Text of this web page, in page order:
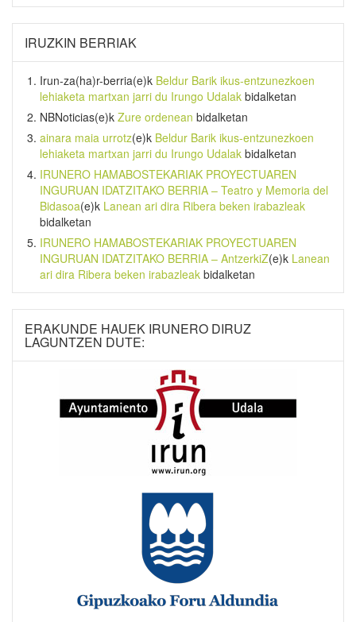
IRUZKIN BERRIAK
Irun-za(ha)r-berria(e)k Beldur Barik ikus-entzunezkoen
lehiaketa martxan jarri du Irungo Udalak bidalketan
NBNoticias(e)k Zure ordenean bidalketan
ainara maia urrotz(e)k Beldur Barik ikus-entzunezkoen
lehiaketa martxan jarri du Irungo Udalak bidalketan
IRUNERO HAMABOSTEKARIAK PROYECTUAREN
INGURUAN IDATZITAKO BERRIA – Teatro y Memoria del
Bidasoa(e)k Lanean ari dira Ribera beken irabazleak
bidalketan
IRUNERO HAMABOSTEKARIAK PROYECTUAREN
INGURUAN IDATZITAKO BERRIA – AntzerkiZ(e)k Lanean
ari dira Ribera beken irabazleak bidalketan
ERAKUNDE HAUEK IRUNERO DIRUZ
LAGUNTZEN DUTE: